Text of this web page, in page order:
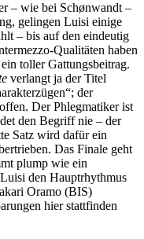
– wie bei Schønwandt –
gelingen Luisi einige
– bis auf den eindeutig
Qualitäten haben
toller Gattungsbeitrag.
verlangt ja der Titel
der
Der Phlegmatiker ist
den Begriff nie – der
Satz wird dafür ein
Das Finale geht
plump wie ein
den Hauptrhythmus
Oramo (BIS)
hier stattfinden